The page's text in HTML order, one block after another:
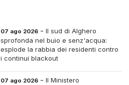
07 ago 2026 -Il sud di Alghero
sprofonda nel buio e senz'acqua:
esplode la rabbia dei residenti contro
i continui blackout
07 ago 2026 -Il Ministero